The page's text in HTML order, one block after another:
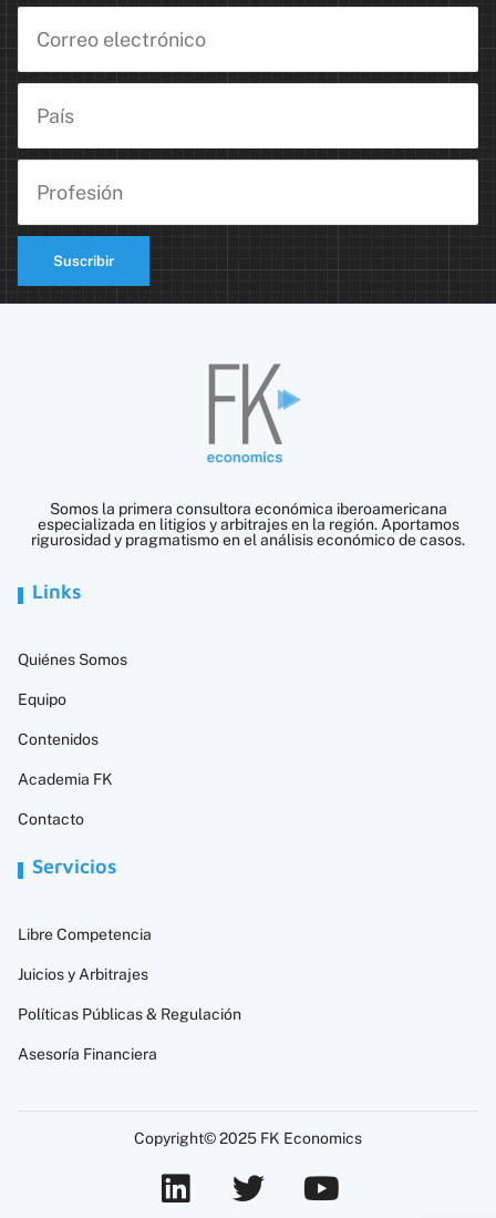
Suscribir
Somos la primera consultora económica iberoamericana
especializada en litigios y arbitrajes en la región. Aportamos
rigurosidad y pragmatismo en el análisis económico de casos.
Links
Quiénes Somos
Equipo
Contenidos
Academia FK
Contacto
Servicios
Libre Competencia
Juicios y Arbitrajes
Políticas Públicas & Regulación
Asesoría Financiera
Copyright© 2025 FK Economics